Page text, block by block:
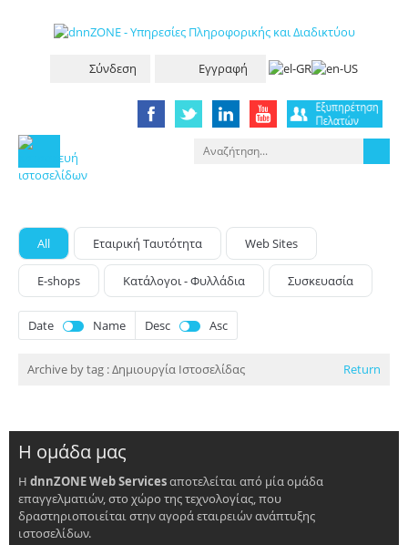
Σύνδεση Εγγραφή
All Eταιρική Tαυτότητα Web Sites
E-shops Κατάλογοι - Φυλλάδια Συσκευασία
Date Name Desc Asc
Archive by tag :Δημιουργία Ιστοσελίδας Return
LIFE-
IP
ADAPTINGR
Έργο
Η ομάδα μας
Η dnnZONE Web Servicesαποτελείται από μία ομάδα
επαγγελματιών, στο χώρο της τεχνολογίας, που
δραστηριοποιείται στην αγορά εταιρειών ανάπτυξης
ιστοσελίδων.